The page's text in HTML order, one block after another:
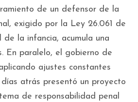
de un defensor de la
exigido por la Ley 26.061 de
de la infancia, acumula una
En paralelo, el gobierno de
ajustes constantes
atrás presentó un proyecto
de responsabilidad penal